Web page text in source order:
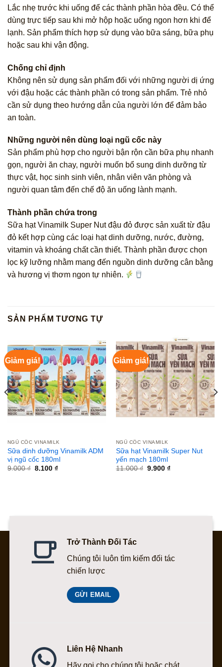
Lắc nhẹ trước khi uống để các thành phần hòa đều. Có thể
dùng trực tiếp sau khi mở hộp hoặc uống ngon hơn khi để
lạnh. Sản phẩm thích hợp sử dụng vào bữa sáng, bữa phụ
hoặc sau khi vận động.
Chống chỉ định
Không nên sử dụng sản phẩm đối với những người dị ứng
với đậu hoặc các thành phần có trong sản phẩm. Trẻ nhỏ
cần sử dụng theo hướng dẫn của người lớn để đảm bảo
an toàn.
Những người nên dùng loại ngũ cốc này
Sản phẩm phù hợp cho người bận rộn cần bữa phụ nhanh
gọn, người ăn chay, người muốn bổ sung dinh dưỡng từ
thực vật, học sinh sinh viên, nhân viên văn phòng và
người quan tâm đến chế độ ăn uống lành mạnh.
Thành phần chứa trong
Sữa hạt Vinamilk Super Nut đậu đỏ được sản xuất từ đậu
đỏ kết hợp cùng các loại hạt dinh dưỡng, nước, đường,
vitamin và khoáng chất cần thiết. Thành phần được chọn
lọc kỹ lưỡng nhằm mang đến nguồn dinh dưỡng cân bằng
và hương vị thơm ngon tự nhiên.
SẢN PHẨM TƯƠNG TỰ
Giảm giá!
NGŨ CỐC VINAMILK
Sữa dinh dưỡng Vinamilk ADM
vị ngũ cốc 180ml
9.000₫ Giá
8.100 ₫Giá
Giảm giá!
NGŨ CỐC VINAMILK
Sữa hạt Vinamilk Super Nut
yến mạch 180ml
11.000₫ Giá
9.900 ₫Giá
Trở Thành Đối Tác
Chúng tôi luôn tìm kiếm đối tác
chiến lược
GỬI EMAIL
Liên Hệ Nhanh